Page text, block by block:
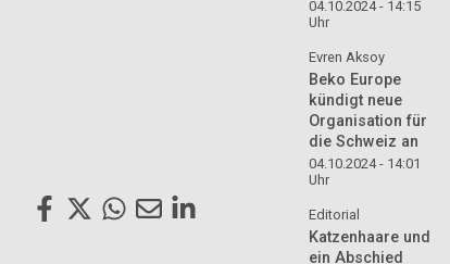
04.10.2024 - 14:15
Uhr
Evren Aksoy
Beko Europe
kündigt neue
Organisation für
die Schweiz an
04.10.2024 - 14:01
Uhr
Editorial
Katzenhaare und
ein Abschied